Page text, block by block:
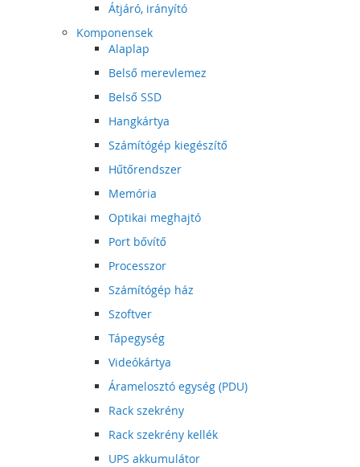
Átjáró, irányító
Komponensek
Alaplap
Belső merevlemez
Belső SSD
Hangkártya
Számítógép kiegészítő
Hűtőrendszer
Memória
Optikai meghajtó
Port bővítő
Processzor
Számítógép ház
Szoftver
Tápegység
Videókártya
Áramelosztó egység (PDU)
Rack szekrény
Rack szekrény kellék
UPS akkumulátor